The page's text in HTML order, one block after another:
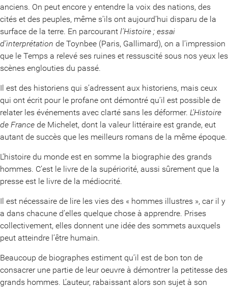
anciens. On peut encore y entendre la voix des nations, des
cités et des peuples, même s’ils ont aujourd’hui disparu de la
surface de la terre. En parcourant l’Histoire ; essai
d’interprétation de Toynbee (Paris, Gallimard), on a l’impression
que le Temps a relevé ses ruines et ressuscité sous nos yeux les
scènes englouties du passé.
Il est des historiens qui s’adressent aux historiens, mais ceux
qui ont écrit pour le profane ont démontré qu’il est possible de
relater les événements avec clarté sans les déformer. L’Histoire
de France de Michelet, dont la valeur littéraire est grande, eut
autant de succès que les meilleurs romans de la même époque.
L’histoire du monde est en somme la biographie des grands
hommes. C’est le livre de la supériorité, aussi sûrement que la
presse est le livre de la médiocrité.
Il est nécessaire de lire les vies des « hommes illustres », car il y
a dans chacune d’elles quelque chose à apprendre. Prises
collectivement, elles donnent une idée des sommets auxquels
peut atteindre l’être humain.
Beaucoup de biographes estiment qu’il est de bon ton de
consacrer une partie de leur oeuvre à démontrer la petitesse des
grands hommes. L’auteur, rabaissant alors son sujet à son